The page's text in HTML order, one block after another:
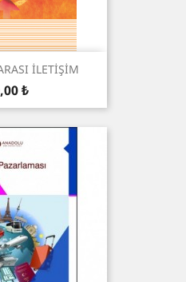
İLETİŞİM
₺